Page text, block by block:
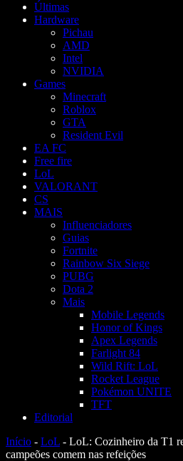
Últimas
Hardware
Pichau
AMD
Intel
NVIDIA
Games
Minecraft
Roblox
GTA
Resident Evil
EA FC
Free fire
LoL
VALORANT
CS
MAIS
Influenciadores
Guias
Fortnite
Rainbow Six Siege
PUBG
Dota 2
Mais
Mobile Legends
Honor of Kings
Apex Legends
Farlight 84
Wild Rift: LoL
Rocket League
Pokémon UNITE
TFT
Editorial
Início - LoL - LoL: Cozinheiro da T1
campeões comem nas refeições